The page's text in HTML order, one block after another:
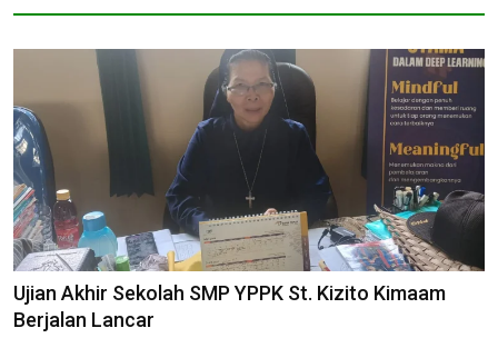
Ujian Akhir Sekolah SMP YPPK St. Kizito Kimaam
Berjalan Lancar